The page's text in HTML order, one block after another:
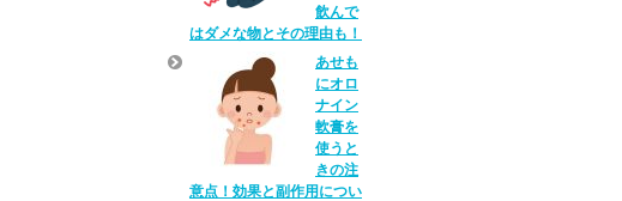
飲んで
はダメな物とその理由も！
あせも
にオロ
ナイン
軟膏を
使うと
きの注
意点！効果と副作用につい